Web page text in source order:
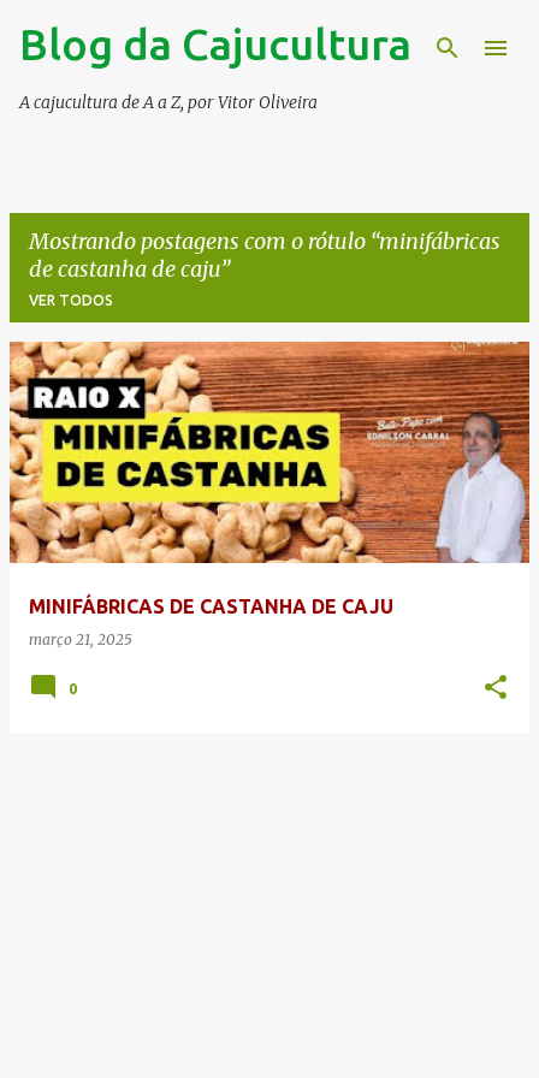
Pular para o conteúdo principal
Blog da Cajucultura
A cajucultura de A a Z, por Vitor Oliveira
Mostrando postagens com o rótulo minifábricas
de castanha de caju
VER TODOS
P
o
s
t
a
g
MINIFÁBRICAS DE CASTANHA DE CAJU
março 21, 2025
0